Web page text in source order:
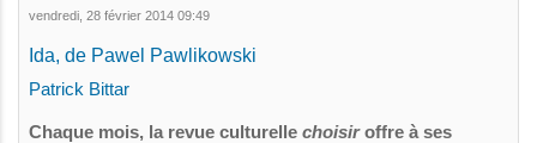
vendredi, 28 février 2014 09:49
Ida, de Pawel Pawlikowski
Patrick Bittar
Chaque mois, la revue culturelle choisiroffre à ses